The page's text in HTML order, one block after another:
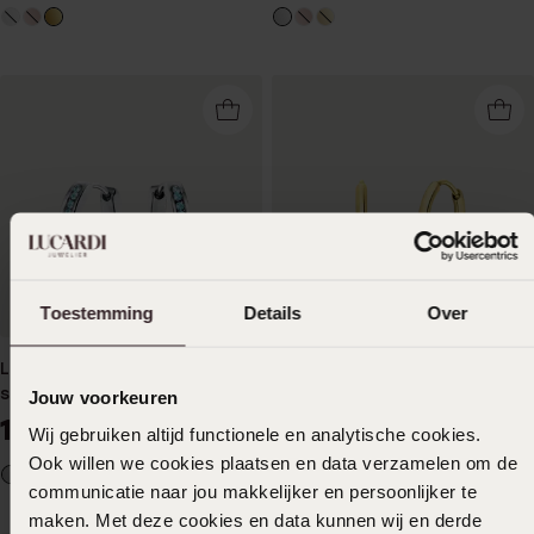
Toestemming Details Over
Jouw voorkeuren
Wij gebruiken altijd functionele en analytische cookies.
Ook willen we cookies plaatsen en data verzamelen om de
communicatie naar jou makkelijker en persoonlijker te
maken. Met deze cookies en data kunnen wij en derde
Little Miss Fabulous stainless
steel kinderoorbellen blue
zircon kristal
19 99 24